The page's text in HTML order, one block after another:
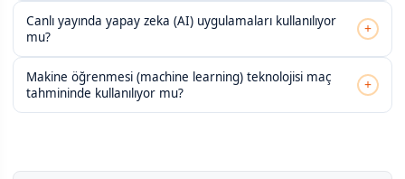
Canlı yayında yapay zeka (AI) uygulamaları kullanılıyor
mu?
+
Makine öğrenmesi (machine learning) teknolojisi maç
tahmininde kullanılıyor mu?
+